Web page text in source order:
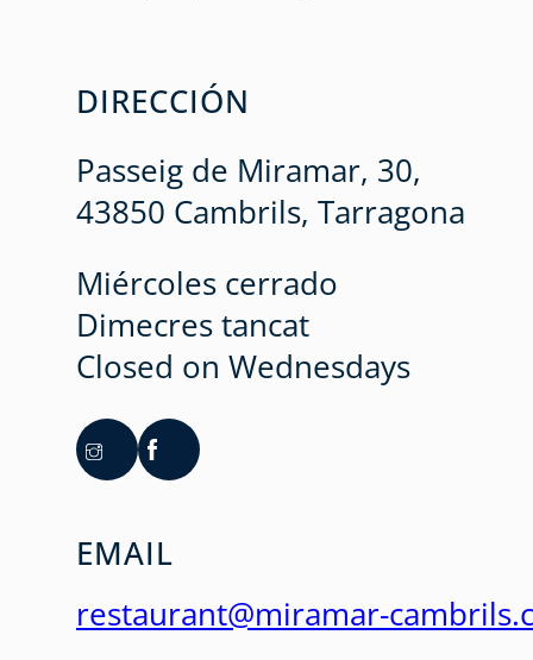
DIRECCIÓN
Passeig de Miramar, 30,
43850 Cambrils, Tarragona
Miércoles cerrado
Dimecres tancat
Closed on Wednesdays
EMAIL
restaurant@miramar-